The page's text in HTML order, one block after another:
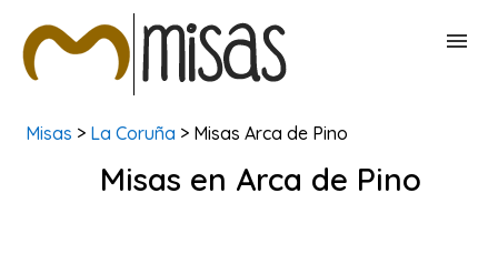
BUSCAR MISAS
Misas > La Coruña > Misas Arca de Pino
Misas en Arca de Pino